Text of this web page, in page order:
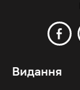
Видання